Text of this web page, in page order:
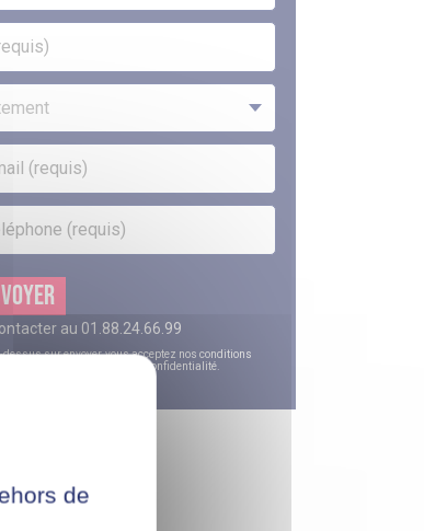
au 01.88.24.66.99
sur envoyer, vous acceptez nos conditions
politique de confidentialité
de